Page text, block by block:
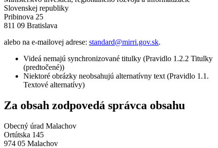
Slovenskej republiky
Pribinova 25
811 09 Bratislava
alebo na e-mailovej adrese: standard@mirri.gov.sk.
Videá nemajú synchronizované titulky (Pravidlo 1.2.2 Titulky
(predtočené))
Niektoré obrázky neobsahujú alternatívny text (Pravidlo 1.1.
Textové alternatívy)
Za obsah zodpovedá správca obsahu
Obecný úrad Malachov
Ortútska 145
974 05 Malachov